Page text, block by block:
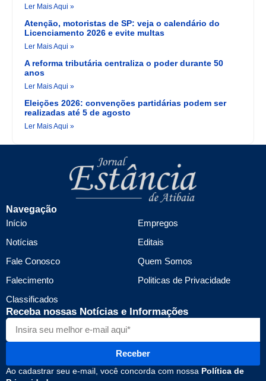
Ler Mais Aqui »
Atenção, motoristas de SP: veja o calendário do
Licenciamento 2026 e evite multas
Ler Mais Aqui »
A reforma tributária centraliza o poder durante 50
anos
Ler Mais Aqui »
Eleições 2026: convenções partidárias podem ser
realizadas até 5 de agosto
Ler Mais Aqui »
Navegação
Início
Notícias
Fale Conosco
Falecimento
Classificados
Empregos
Editais
Quem Somos
Politicas de Privacidade
Receba nossas Notícias e Informações
Receber
Ao cadastrar seu e-mail, você concorda com nossa Política de